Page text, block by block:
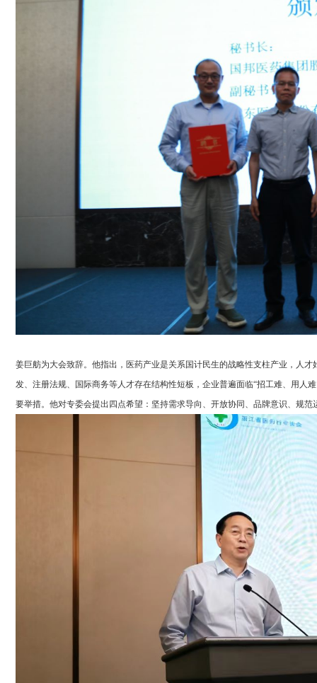
姜巨舫为大会致辞。他指出，医药产业是关系国计民生的战略性支柱产业，人
发、注册法规、国际商务等人才存在结构性短板，企业普遍面临“招工难、用人
要举措。他对专委会提出四点希望：坚持需求导向、开放协同、品牌意识、规范